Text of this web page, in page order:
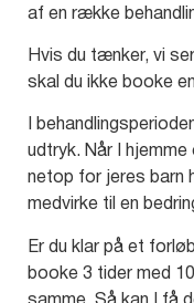
af en række
Hvis du tænker, vi
skal du ikke booke
I
udtryk. Når I
netop for jeres barn
medvirke til en
Er du klar på et
booke 3 tider med